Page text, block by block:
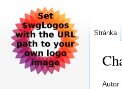
Skočit
Skočit
Autor
Stránka